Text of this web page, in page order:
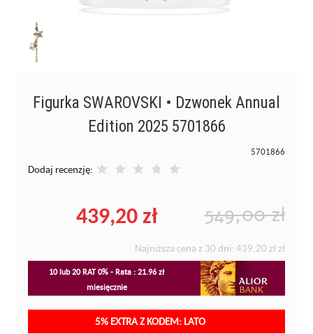
Figurka SWAROVSKI • Dzwonek Annual
Edition 2025 5701866
5701866
Dodaj recenzję:
549,00 zł
439,20 zł
Najniższa cena z 30 dni: 439,20 zł zł
10 lub 20 RAT 0% - Rata : 21.96 zł
miesięcznie
5% EXTRA Z KODEM: LATO